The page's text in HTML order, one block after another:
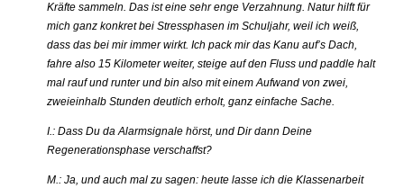
Kräfte sammeln. Das ist eine sehr enge Verzahnung. Natur hilft für
mich ganz konkret bei Stressphasen im Schuljahr, weil ich weiß,
dass das bei mir immer wirkt. Ich pack mir das Kanu auf’s Dach,
fahre also 15 Kilometer weiter, steige auf den Fluss und paddle halt
mal rauf und runter und bin also mit einem Aufwand von zwei,
zweieinhalb Stunden deutlich erholt, ganz einfache Sache.
I.: Dass Du da Alarmsignale hörst, und Dir dann Deine
Regenerationsphase verschaffst?
M.: Ja, und auch mal zu sagen: heute lasse ich die Klassenarbeit